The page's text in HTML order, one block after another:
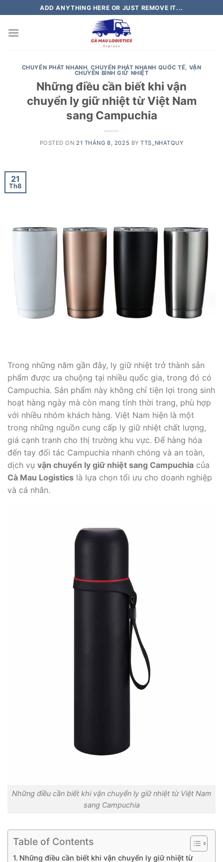
to
content
ADD ANYTHING HERE OR JUST REMOVE IT...
CHUYỂN PHÁT NHANH,CHUYỂN PHÁT NHANH QUỐC TẾ, VẬN
CHUYỂN BÌNH GIỮ NHIỆT
Những điều cần biết khi vận
chuyển ly giữ nhiệt từ Việt Nam
sang Campuchia
POSTED ON 21 THÁNG 8, 2025 BYTTS_NHATQUY
21
Th8
Trong những năm gần đây, ly giữ nhiệt trở thành sản
phẩm được ưa chuộng tại nhiều quốc gia, trong đó có
Campuchia. Sản phẩm này không chỉ tiện lợi trong sinh
hoạt hàng ngày mà còn mang tính thời trang, phù hợp
với nhiều nhóm khách hàng. Việt Nam hiện là một
trong những nguồn cung cấp ly giữ nhiệt chất lượng,
giá cạnh tranh cho thị trường khu vực. Để hàng hóa
đến tay đối tác Campuchia nhanh chóng và an toàn,
dịch vụ vận chuyển ly giữ nhiệt sang Campuchia của
Cà Mau Logistics là lựa chọn tối ưu cho doanh nghiệp
và cá nhân.
Những điều cần biết khi vận chuyển ly giữ nhiệt từ Việt Nam
sang Campuchia
Table of Contents
Những điều cần biết khi vận chuyển ly giữ nhiệt từ